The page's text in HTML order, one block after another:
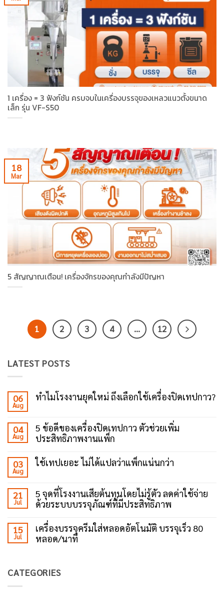
1 เครื่อง = 3 ฟังก์ชัน ครบจบในเครื่องบรรจุของเหลวแนวตั้งขนาด
เล็ก รุ่น VF-S50
5 สัญญาณเตือน! เครื่องจักรของคุณกำลังมีปัญหา
18
Mar
1 2 3 4 … 12
LATEST POSTS
06
Aug
ทำไมโรงงานยุคใหม่ ถึงเลือกใช้เครื่องปิดเทปกาว?
ทำไม
โรงงาน
ถึง
เลือก
ปิด
เทป
กาว?
04
Aug
5 ข้อดีของเครื่องปิดเทปกาว ตัวช่วยเพิ่ม
ประสิทธิภาพงานแพ็ก
Comments
on
เครื่อง
ปิด
เทป
ตัว
ช่วย
เพิ่ม
03
Aug
ใช้เทปเยอะ ไม่ได้แปลว่าแพ็กแน่นกว่า
ใช้
เทป
ได้
แปล
ว่า
21
Jul
5 จุดที่โรงงานเสียต้นทุนโดยไม่รู้ตัว ลดค่าใช้จ่าย
ด้วยระบบบรรจุภัณฑ์ที่มีประสิทธิภาพ
Comments
on
5
จุด
เสีย
ต้นทุน
15
Jul
เครื่องบรรจุครีมใส่หลอดอัตโนมัติ บรรจุเร็ว 80
หลอด/นาที
เครื่อง
CATEGORIES